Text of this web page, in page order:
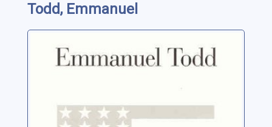
Todd, Emmanuel